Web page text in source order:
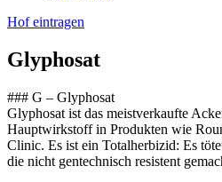
Hof eintragen
Glyphosat
### G – Glyphosat
Glyphosat ist das meistverkaufte
Hauptwirkstoff in Produkten wie
Clinic. Es ist ein Totalherbizid: Es
die nicht gentechnisch resistent